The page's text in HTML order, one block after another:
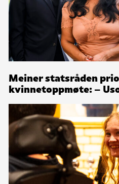
Meiner statsråden
kvinnetoppmøte: –